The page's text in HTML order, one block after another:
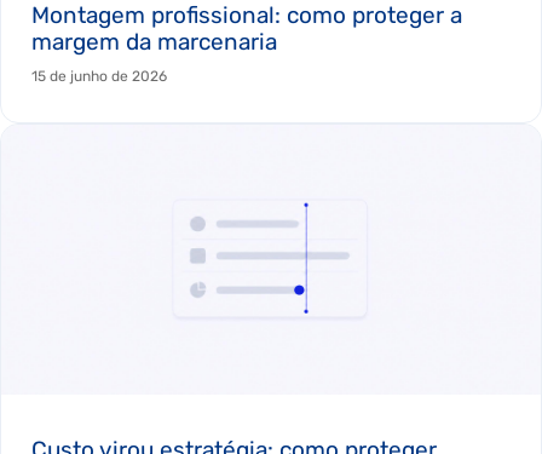
Montagem profissional: como proteger a
margem da marcenaria
15 de junho de 2026